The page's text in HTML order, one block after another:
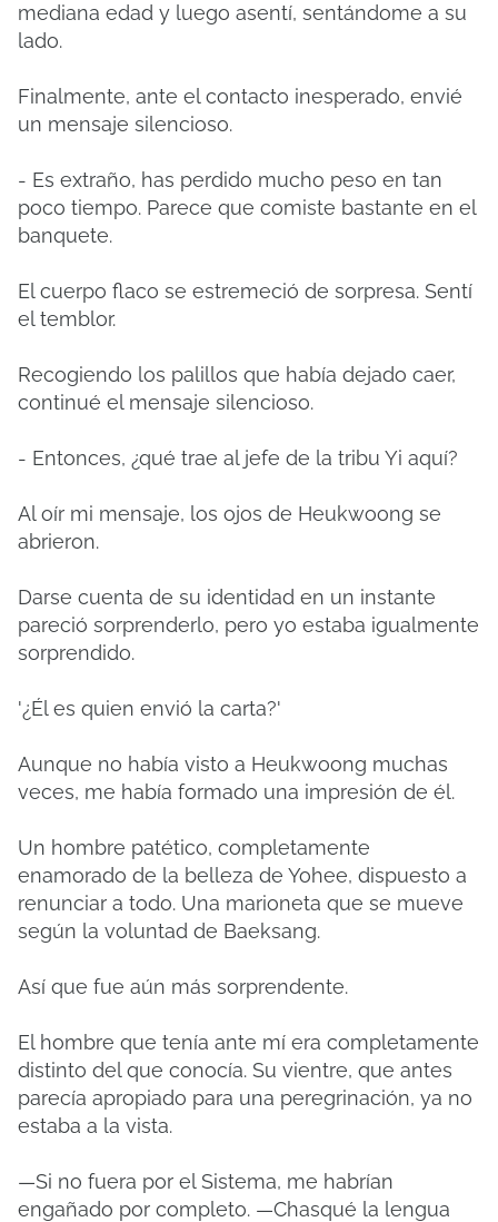
mediana edad y luego asentí, sentándome a su
lado.
Finalmente, ante el contacto inesperado, envié
un mensaje silencioso.
- Es extraño, has perdido mucho peso en tan
poco tiempo. Parece que comiste bastante en el
banquete.
El cuerpo flaco se estremeció de sorpresa. Sentí
el temblor.
Recogiendo los palillos que había dejado caer,
continué el mensaje silencioso.
- Entonces, ¿qué trae al jefe de la tribu Yi aquí?
Al oír mi mensaje, los ojos de Heukwoong se
abrieron.
Darse cuenta de su identidad en un instante
pareció sorprenderlo, pero yo estaba igualmente
sorprendido.
'¿Él es quien envió la carta?'
Aunque no había visto a Heukwoong muchas
veces, me había formado una impresión de él.
Un hombre patético, completamente
enamorado de la belleza de Yohee, dispuesto a
renunciar a todo. Una marioneta que se mueve
según la voluntad de Baeksang.
Así que fue aún más sorprendente.
El hombre que tenía ante mí era completamente
distinto del que conocía. Su vientre, que antes
parecía apropiado para una peregrinación, ya no
estaba a la vista.
—Si no fuera por el Sistema, me habrían
engañado por completo. —Chasqué la lengua